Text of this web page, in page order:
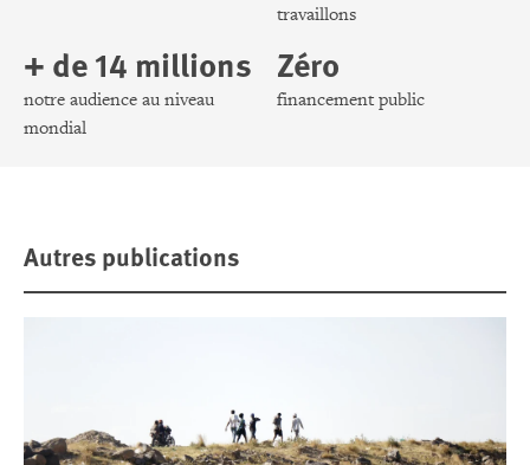
travaillons
+ de 14 millions
notre audience au niveau
mondial
Zéro
financement public
Autres publications